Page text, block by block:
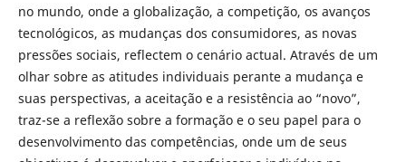
no mundo, onde a globalização, a competição, os avanços
tecnológicos, as mudanças dos consumidores, as novas
pressões sociais, reflectem o cenário actual. Através de um
olhar sobre as atitudes individuais perante a mudança e
suas perspectivas, a aceitação e a resistência ao “novo”,
traz-se a reflexão sobre a formação e o seu papel para o
desenvolvimento das competências, onde um de seus